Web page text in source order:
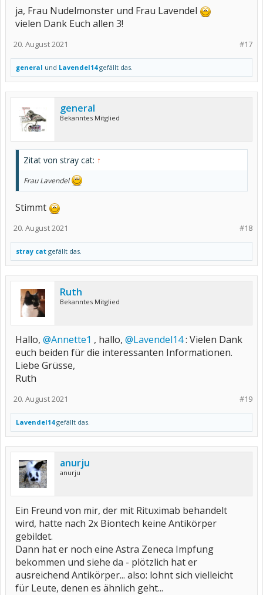
ja, Frau Nudelmonster und Frau Lavendel
vielen Dank Euch allen 3!
#17
20. August 2021
general und Lavendel14gefällt das.
general
Bekanntes Mitglied
Zitat von stray cat: ↑
Frau Lavendel
Stimmt
#18
20. August 2021
stray cat gefällt das.
Ruth
Bekanntes Mitglied
Hallo, @Annette1 , hallo, @Lavendel14: Vielen Dank
euch beiden für die interessanten Informationen.
Liebe Grüsse,
Ruth
#19
20. August 2021
Lavendel14gefällt das.
anurju
anurju
Ein Freund von mir, der mit Rituximab behandelt
wird, hatte nach 2x Biontech keine Antikörper
gebildet.
Dann hat er noch eine Astra Zeneca Impfung
bekommen und siehe da - plötzlich hat er
ausreichend Antikörper... also: lohnt sich vielleicht
für Leute, denen es ähnlich geht...